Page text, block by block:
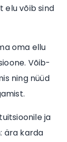
elu võib sind
oma ellu
Võib-
ning nüüd
ja
ära karda